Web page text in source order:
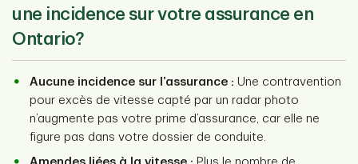
une incidence sur votre assurance en
Ontario?
Aucune incidence sur l’assurance : Une contravention
pour excès de vitesse capté par un radar photo
n’augmente pas votre prime d’assurance, car elle ne
figure pas dans votre dossier de conduite.